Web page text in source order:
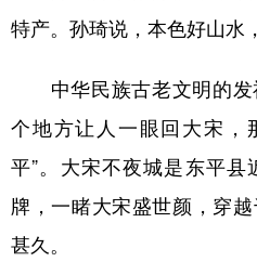
特产。孙琦说，本色好山水
中华民族古老文明的发
个地方让人一眼回大宋，
平”。大宋不夜城是东平县
牌，一睹大宋盛世颜，穿
甚久。